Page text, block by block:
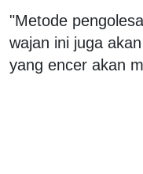
"Metode
wajan ini juga
yang encer akan